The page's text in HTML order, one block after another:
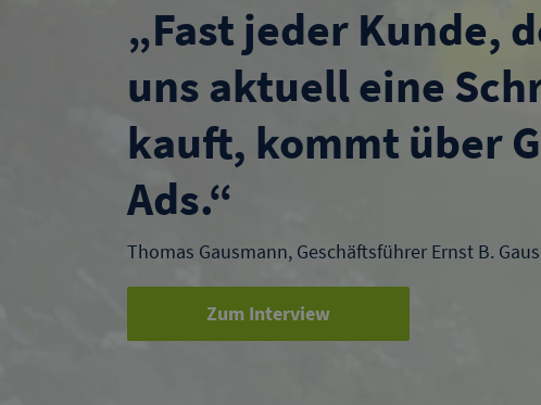
„Fast jeder Kunde,
uns aktuell eine
kauft, kommt über
Ads.“
Thomas Gausmann, Geschäftsführer Ernst B.
Zum Interview